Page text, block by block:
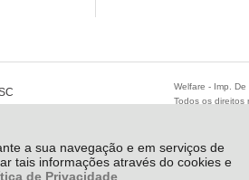
a sua navegação e em serviços de
tais informações através do cookies e
de Privacidade
Welfare - Imp.
Todos os direitos